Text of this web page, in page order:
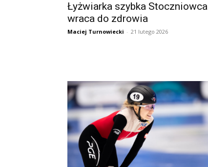
Łyżwiarka szybka Stoczniowca
wraca do zdrowia
Maciej Turnowiecki - 21 lutego 2026